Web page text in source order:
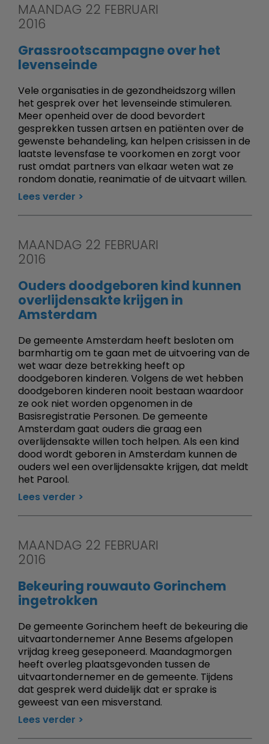
MAANDAG 22 FEBRUARI
2016
Grassrootscampagne over het
levenseinde
Vele organisaties in de gezondheidszorg willen
het gesprek over het levenseinde stimuleren.
Meer openheid over de dood bevordert
gesprekken tussen artsen en patiënten over de
gewenste behandeling, kan helpen crisissen in de
laatste levensfase te voorkomen en zorgt voor
rust omdat partners van elkaar weten wat ze
rondom donatie, reanimatie of de uitvaart willen.
Lees verder
MAANDAG 22 FEBRUARI
2016
Ouders doodgeboren kind kunnen
overlijdensakte krijgen in
Amsterdam
De gemeente Amsterdam heeft besloten om
barmhartig om te gaan met de uitvoering van de
wet waar deze betrekking heeft op
doodgeboren kinderen. Volgens de wet hebben
doodgeboren kinderen nooit bestaan waardoor
ze ook niet worden opgenomen in de
Basisregistratie Personen. De gemeente
Amsterdam gaat ouders die graag een
overlijdensakte willen toch helpen. Als een kind
dood wordt geboren in Amsterdam kunnen de
ouders wel een overlijdensakte krijgen, dat meldt
het Parool.
Lees verder
MAANDAG 22 FEBRUARI
2016
Bekeuring rouwauto Gorinchem
ingetrokken
De gemeente Gorinchem heeft de bekeuring die
uitvaartondernemer Anne Besems afgelopen
vrijdag kreeg geseponeerd. Maandagmorgen
heeft overleg plaatsgevonden tussen de
uitvaartondernemer en de gemeente. Tijdens
dat gesprek werd duidelijk dat er sprake is
geweest van een misverstand.
Lees verder